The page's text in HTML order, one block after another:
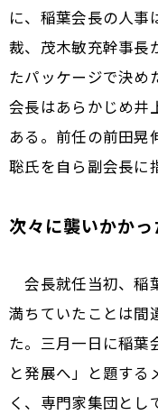
に、稲葉会長の人事
裁、茂木敏充幹事長
たパッケージで決め
会長はあらかじめ井
ある。前任の前田晃
聡氏を自ら副会長に
次々に襲いかか
会長就任当初、稲
満ちていたことは間
た。三月一日に稲葉
と発展へ」と題する
く、専門家集団とし